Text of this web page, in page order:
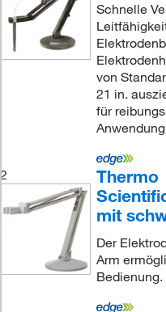
Schnelle
von
21 in.
für
2
Thermo
mit
Der
Arm
Bedienung.